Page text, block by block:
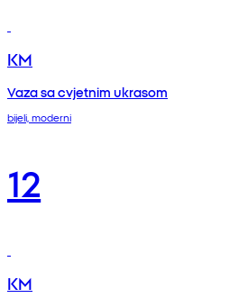
KM
Vaza sa cvjetnim ukrasom
bijeli, moderni
12
KM